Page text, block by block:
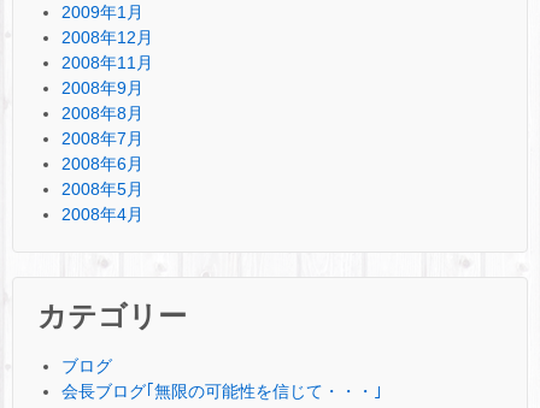
2009年1月
2008年12月
2008年11月
2008年9月
2008年8月
2008年7月
2008年6月
2008年5月
2008年4月
カテゴリー
ブログ
会長ブログ｢無限の可能性を信じて・・・｣